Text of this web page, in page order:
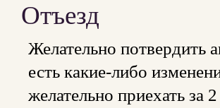
Отъезд
Желательно потвердить
есть какие-либо
желательно приехать